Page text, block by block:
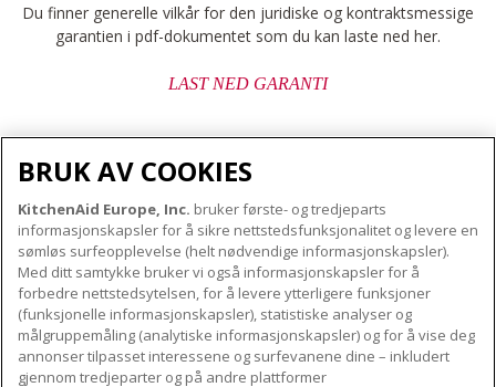
Du finner generelle vilkår for den juridiske og kontraktsmessige
garantien i pdf-dokumentet som du kan laste ned her.
LAST NED GARANTI
OM KITCHENAID
Merkets kjerne
Merkehistorie
ODR
VÅRE PRODUKTER
Små apparater
Produkttilbehør
KUNDESERVICE
Finn et servicesenter nær deg
BRUK AV COOKIES
KitchenAid Europe, Inc. bruker første- og tredjeparts
informasjonskapsler for å sikre nettstedsfunksjonalitet og levere en
sømløs surfeopplevelse (helt nødvendige informasjonskapsler).
Med ditt samtykke bruker vi også informasjonskapsler for å
forbedre nettstedsytelsen, for å levere ytterligere funksjoner
(funksjonelle informasjonskapsler), statistiske analyser og
målgruppemåling (analytiske informasjonskapsler) og for å vise deg
annonser tilpasset interessene og surfevanene dine – inkludert
gjennom tredjeparter og på andre plattformer